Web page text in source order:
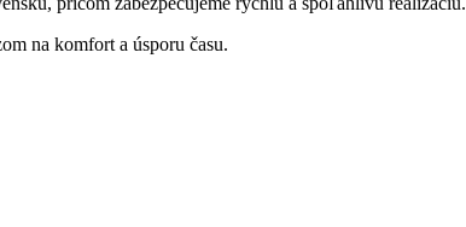
na komfort a úsporu času.